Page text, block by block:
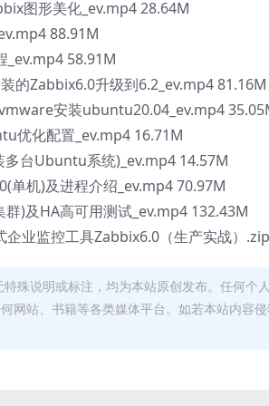
图形美化_ev.mp4 28.64M
88.91M
_ev.mp4 58.91M
的Zabbix6.0升级到6.2_ev.mp4 81.16M
安装ubuntu20.04_ev.mp4
优化配置_ev.mp4 16.71M
多台Ubuntu系统)_ev.mp4 14.57M
单机)及进程介绍_ev.mp4 70.97M
)及HA高可用测试_ev.mp4 132.43M
业监控工具Zabbix6.0（生产实战）
殊说明或标注，均为本站原创发布。任何个
网站、书籍等各类媒体平台。如若本站内容